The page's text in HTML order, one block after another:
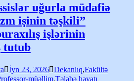
uğurla müdafiə
işinin təşkili”
işlərinin
tutub
İyn 23, 2026 Dekanlıq,Fakültə
müəllim,Tələbə həyatı